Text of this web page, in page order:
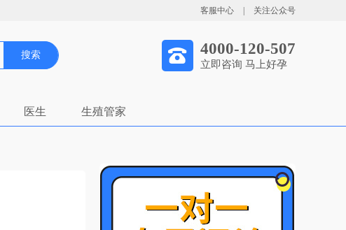
客服中心 | 关注公众号
搜索 4000-120-507
立即咨询 马上好孕
医生 生殖管家